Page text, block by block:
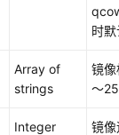
时默
Array of
strings
镜像
～
Integer
镜像